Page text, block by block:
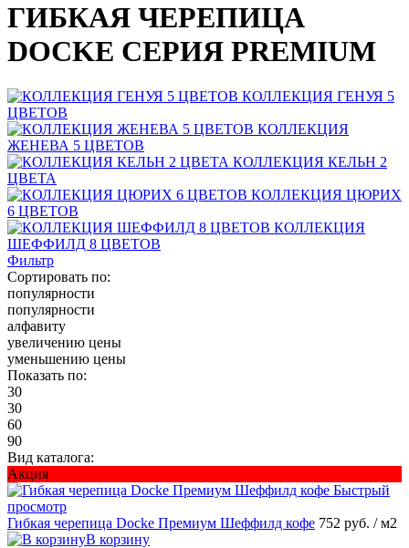
ГИБКАЯ ЧЕРЕПИЦА
DOCKE СЕРИЯ PREMIUM
КОЛЛЕКЦИЯ ГЕНУЯ 5
ЦВЕТОВ
КОЛЛЕКЦИЯ
ЖЕНЕВА 5 ЦВЕТОВ
КОЛЛЕКЦИЯ КЕЛЬН 2
ЦВЕТА
КОЛЛЕКЦИЯ ЦЮРИХ
6 ЦВЕТОВ
КОЛЛЕКЦИЯ
ШЕФФИЛД 8 ЦВЕТОВ
Фильтр
Сортировать по:
популярности
популярности
алфавиту
увеличению цены
уменьшению цены
Показать по:
30
30
60
90
Вид каталога:
Акция
Быстрый
просмотр
Гибкая черепица Docke Премиум Шеффилд кофе 752 руб. / м2
В корзину